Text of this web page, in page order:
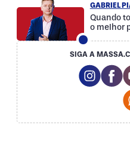
GABRIEL
Quando
o melhor
SIGA A